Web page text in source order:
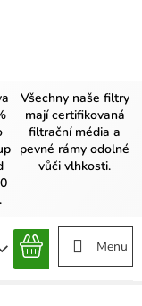
Všechny naše filtry
mají certifikovaná
filtrační média a
pevné rámy odolné
vůči vlhkosti.
NÁKUPNÍ